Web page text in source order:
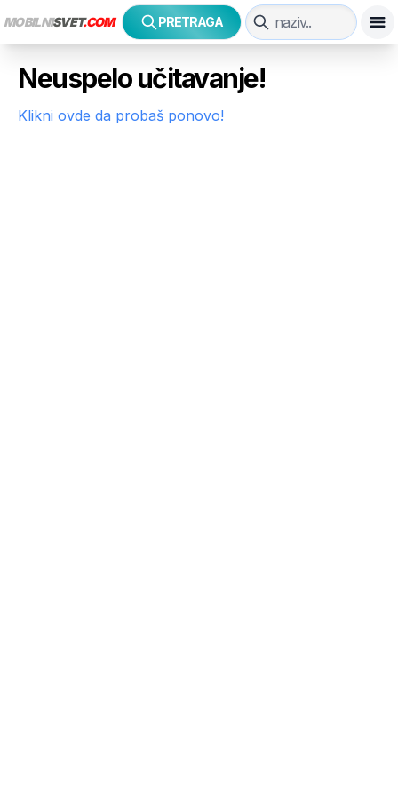
MOBILNISVET.COM PRETRAGA
Neuspelo učitavanje!
Klikni ovde da probaš ponovo!